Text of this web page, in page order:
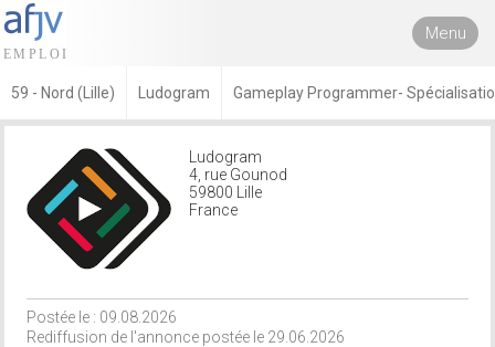
Menu
59 - Nord (Lille) Ludogram Gameplay Programmer-
Ludogram
4, rue Gounod
59800 Lille
France
Postée le : 09.08.2026
Rediffusion de l'annonce postée le 29.06.2026